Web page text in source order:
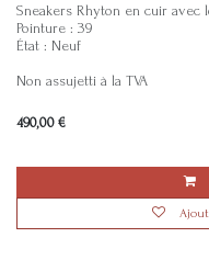
Sneakers Rhyton en cuir avec
Pointure : 39
État : Neuf
Non assujetti à la TVA
490,00 €